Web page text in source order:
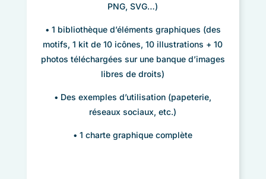
PNG, SVG…)
• 1 bibliothèque d’éléments graphiques (des
motifs, 1 kit de 10 icônes, 10 illustrations + 10
photos téléchargées sur une banque d’images
libres de droits)
• Des exemples d’utilisation (papeterie,
réseaux sociaux, etc.)
• 1 charte graphique complète